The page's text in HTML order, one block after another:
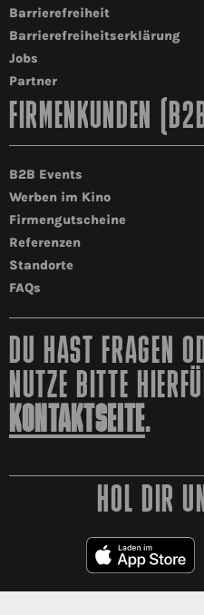
Barrierefreiheit
Barrierefreiheitserklärung
Jobs
Partner
FIRMENKUNDEN
B2B Events
Werben im Kino
Firmengutscheine
Referenzen
Standorte
FAQs
DU HAST FRAGEN
NUTZE BITTE
KONTAKTSEITE.
HOL DIR